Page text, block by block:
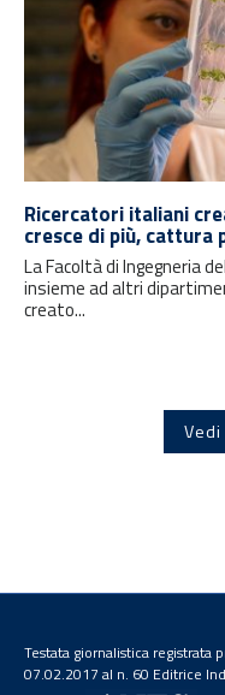
Ricercatori italiani
cresce di più, cattura
La Facoltà di Ingegneria
insieme ad altri
creato...
Testata giornalistica registrata
07.02.2017 al n. 60 Editrice